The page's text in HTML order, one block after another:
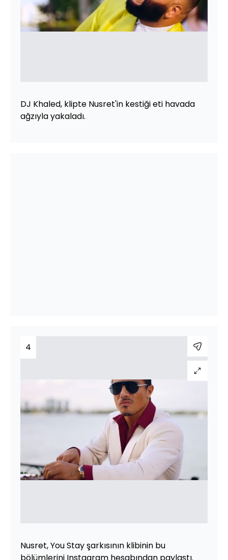
DJ Khaled, klipte Nusret'in kestiği eti havada
ağzıyla yakaladı.
4
Nusret, You Stay şarkısının klibinin bu